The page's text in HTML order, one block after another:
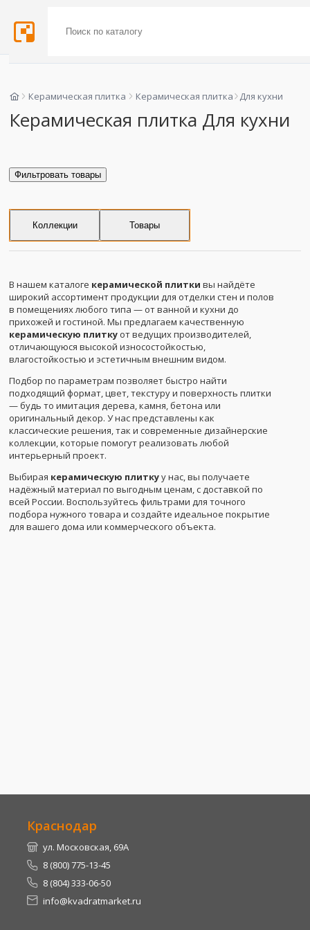
Керамическая плитка Керамическая плитка Для кухни
Керамическая плитка Для кухни
Фильтровать товары
Коллекции Товары
В нашем каталоге керамической плитки вы найдёте
широкий ассортимент продукции для отделки стен и полов
в помещениях любого типа — от ванной и кухни до
прихожей и гостиной. Мы предлагаем качественную
керамическую плитку от ведущих производителей,
отличающуюся высокой износостойкостью,
влагостойкостью и эстетичным внешним видом.
Подбор по параметрам позволяет быстро найти
подходящий формат, цвет, текстуру и поверхность плитки
— будь то имитация дерева, камня, бетона или
оригинальный декор. У нас представлены как
классические решения, так и современные дизайнерские
коллекции, которые помогут реализовать любой
интерьерный проект.
Выбирая керамическую плиткуу нас, вы получаете
надёжный материал по выгодным ценам, с доставкой по
всей России. Воспользуйтесь фильтрами для точного
подбора нужного товара и создайте идеальное покрытие
для вашего дома или коммерческого объекта.
Краснодар
ул. Московская, 69А
8 (800) 775-13-45
8 (804) 333-06-50
info@kvadratmarket.ru